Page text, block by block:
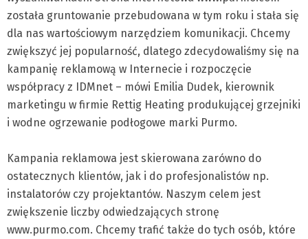
została gruntowanie przebudowana w tym roku i stała się
dla nas wartościowym narzędziem komunikacji. Chcemy
zwiększyć jej popularność, dlatego zdecydowaliśmy się na
kampanię reklamową w Internecie i rozpoczęcie
współpracy z IDMnet – mówi Emilia Dudek, kierownik
marketingu w firmie Rettig Heating produkującej grzejniki
i wodne ogrzewanie podłogowe marki Purmo.
Kampania reklamowa jest skierowana zarówno do
ostatecznych klientów, jak i do profesjonalistów np.
instalatorów czy projektantów. Naszym celem jest
zwiększenie liczby odwiedzających stronę
www.purmo.com. Chcemy trafić także do tych osób, które